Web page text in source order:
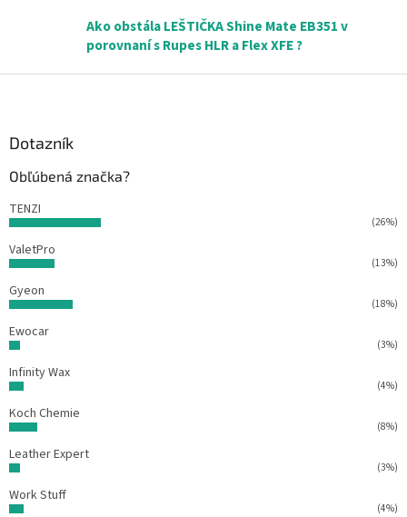
l
á
a
Ako obstála LEŠTIČKA Shine Mate EB351 v
porovnaní s Rupes HLR a Flex XFE ?
Dotazník
Obľúbená značka?
TENZI
(26%)
ValetPro
(13%)
Gyeon
(18%)
Ewocar
(3%)
Infinity Wax
(4%)
Koch Chemie
(8%)
Leather Expert
(3%)
Work Stuff
(4%)